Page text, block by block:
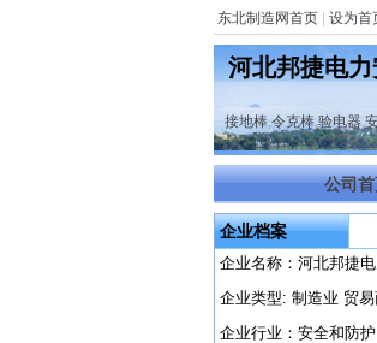
东北制造网首页 设为首
河北邦捷电力
接地棒,令克棒,验电器,
公司
企业档案
企业名称：河北邦捷
企业类型: 制造业 贸
企业行业：安全和防护